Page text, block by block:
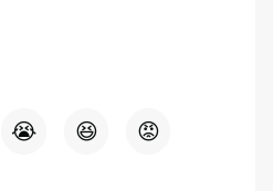
😭 😆 😡